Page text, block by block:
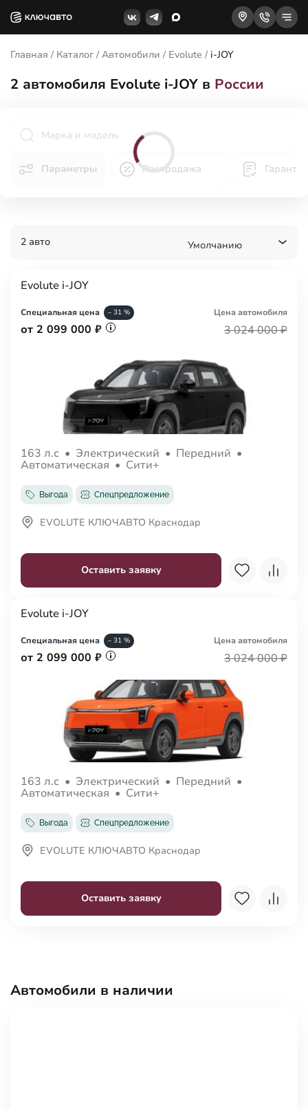
Главная / Каталог / Автомобили / Evolute / i-JOY
2 автомобиля Evolute i-JOY в России
Параметры Распродажа Гарантия
2 авто Умолчанию
Evolute i-JOY
Специальная цена – 31 %
от 2 099 000 ₽
Цена автомобиля
3 024 000 ₽
163 л.с • Электрический • Передний •
Автоматическая • Сити+
Выгода Спецпредложение
Оставить заявку
EVOLUTE КЛЮЧАВТО Краснодар
Evolute i-JOY
Специальная цена – 31 %
от 2 099 000 ₽
Цена автомобиля
3 024 000 ₽
163 л.с • Электрический • Передний •
Автоматическая • Сити+
Выгода Спецпредложение
Оставить заявку
EVOLUTE КЛЮЧАВТО Краснодар
Автомобили в наличии